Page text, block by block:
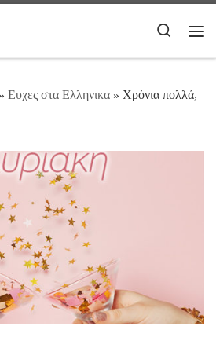
Search
» Ευχες στα Ελληνικα » Χρόνια πολλά,